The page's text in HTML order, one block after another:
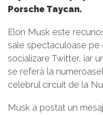
Porsche Taycan.
Elon Musk este
sale spectaculoase
socializare Twitter, iar
se referă la
celebrul circuit de la
Musk a postat un